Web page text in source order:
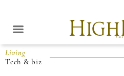
Living
Tech & biz